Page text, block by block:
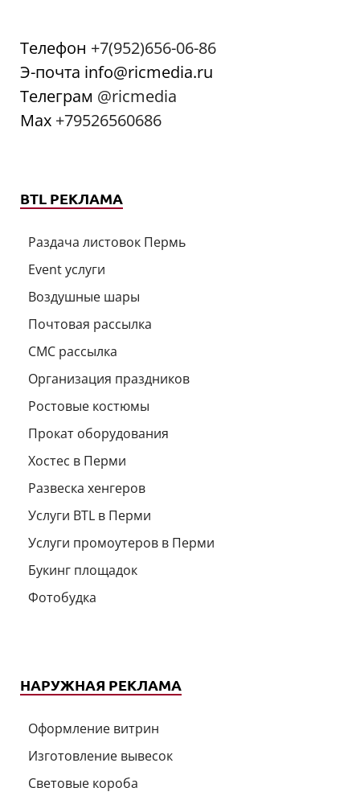
Телефон +7(952)656-06-86
Э-почта info@ricmedia.ru
Телеграм @ricmedia
Мах +79526560686
BTL РЕКЛАМА
Раздача листовок Пермь
Event услуги
Воздушные шары
Почтовая рассылка
СМС рассылка
Организация праздников
Ростовые костюмы
Прокат оборудования
Хостес в Перми
Развеска хенгеров
Услуги BTL в Перми
Услуги промоутеров в Перми
Букинг площадок
Фотобудка
НАРУЖНАЯ РЕКЛАМА
Оформление витрин
Изготовление вывесок
Световые короба